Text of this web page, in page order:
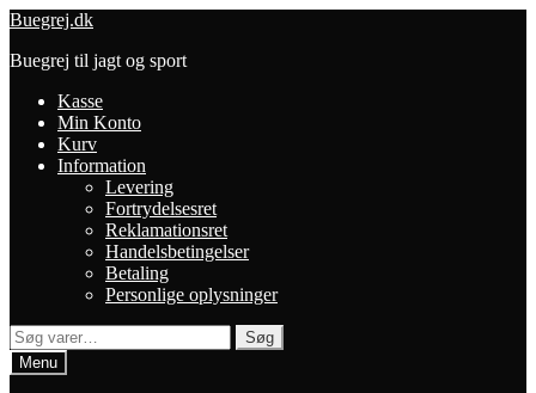
Spring
navigation
Spring
indhold
Buegrej.dk
Buegrej til jagt og sport
Kasse
Min Konto
Kurv
Information
Levering
Fortrydelsesret
Reklamationsret
Handelsbetingelser
Betaling
Personlige oplysninger
Søg
efter:
Søg
Menu